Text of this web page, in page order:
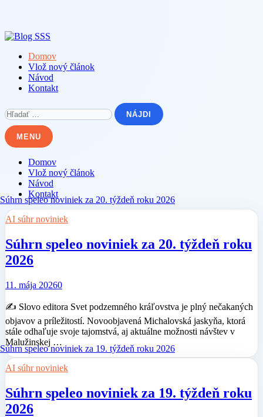
content
Domov
Vlož nový článok
Návod
Kontakt
Hľadať:
MENU
Domov
Vlož nový článok
Návod
Kontakt
AI súhr noviniek
Súhrn speleo noviniek za 20. týždeň roku
2026
11. mája 20260
✍️ Slovo editora Svet podzemného kráľovstva je plný nečakaných
objavov a príležitostí. Novoobjavená Michalovská jaskyňa, ktorá
stále odhaľuje svoje tajomstvá, aj aktuálne možnosti návštev v
Malužinskej …
AI súhr noviniek
Súhrn speleo noviniek za 19. týždeň roku
2026